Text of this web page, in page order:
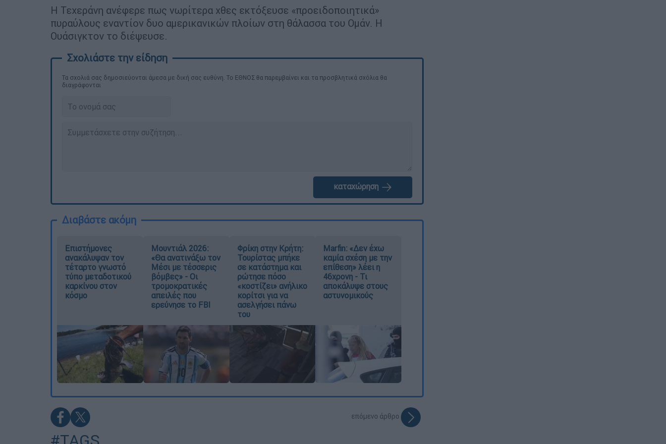
Η Τεχεράνη ανέφερε πως νωρίτερα χθες εκτόξευσε «προειδοποιητικά»
πυραύλους εναντίον δυο αμερικανικών πλοίων στη θάλασσα του Ομάν. Η
Ουάσιγκτον το διέψευσε.
Τα σχολιά σας δημοσιεύονται άμεσα με δική σας ευθύνη. Το ΕΘΝΟΣ θα παρεμβαίνει και τα προσβλητικά σχόλια θα
διαγράφονται
καταχώρηση
Διαβάστε ακόμη
Επιστήμονες
ανακάλυψαν τον
τέταρτο γνωστό
τύπο μεταδοτικού
καρκίνου στον
κόσμο
Μουντιάλ 2026:
«Θα ανατινάξω τον
Μέσι με τέσσερις
βόμβες» - Οι
τρομοκρατικές
απειλές που
ερεύνησε το FBI
Φρίκη στην Κρήτη:
Τουρίστας μπήκε
σε κατάστημα και
ρώτησε πόσο
«κοστίζει» ανήλικο
κορίτσι για να
ασελγήσει πάνω
του
Marfin: «Δεν έχω
καμία σχέση με την
επίθεση» λέει η
46χρονη - Τι
αποκάλυψε στους
αστυνομικούς
επόμενο άρθρο
#TAGS